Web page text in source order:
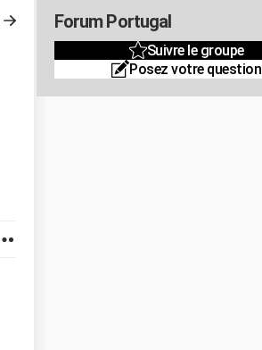
Forum Portugal
Suivre le groupe
Posez votre question